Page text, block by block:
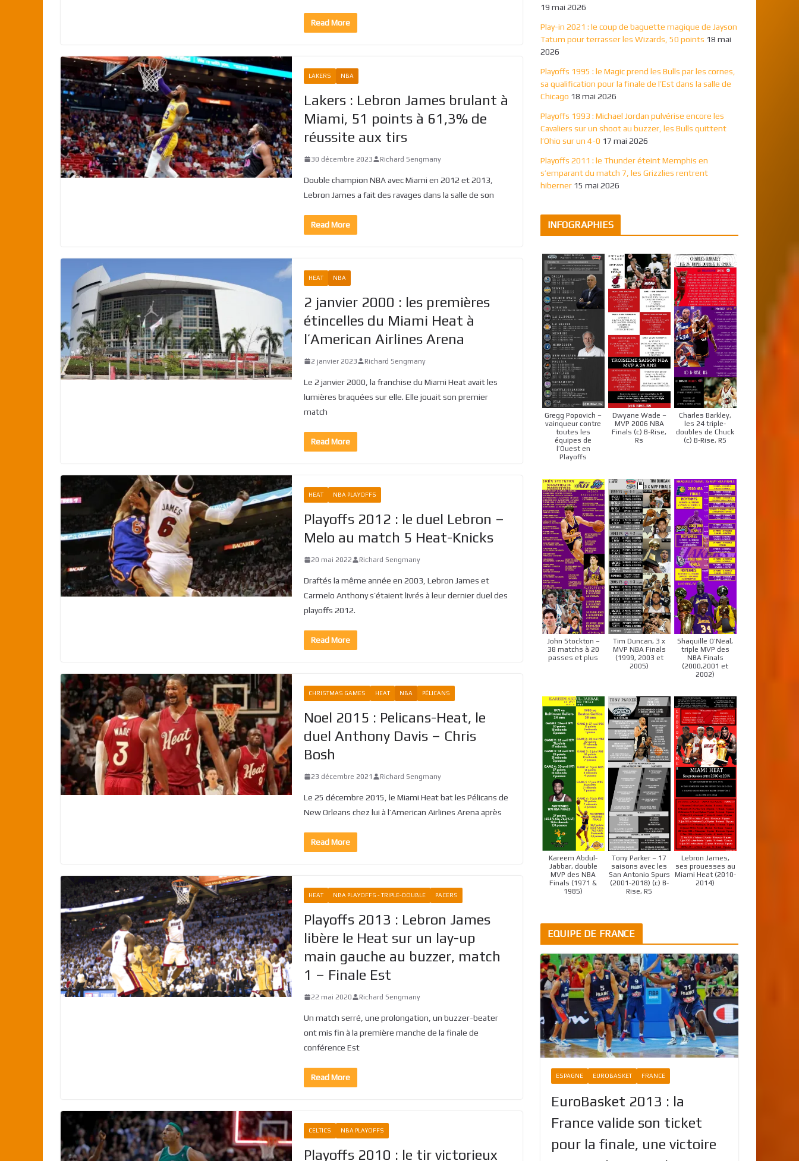
Read More
LAKERS NBA
Lakers : Lebron James brulant à
Miami, 51 points à 61,3% de
réussite aux tirs
30 décembre 2023 Richard Sengmany
Double champion NBA avec Miami en 2012 et 2013,
Lebron James a fait des ravages dans la salle de son
Read More
HEAT NBA
2 janvier 2000 : les premières
étincelles du Miami Heat à
l’American Airlines Arena
2 janvier 2023 Richard Sengmany
Le 2 janvier 2000, la franchise du Miami Heat avait les
lumières braquées sur elle. Elle jouait son premier
match
Read More
HEAT NBA PLAYOFFS
Playoffs 2012 : le duel Lebron –
Melo au match 5 Heat-Knicks
20 mai 2022 Richard Sengmany
Draftés la même année en 2003, Lebron James et
Carmelo Anthony s’étaient livrés à leur dernier duel des
playoffs 2012.
Read More
CHRISTMAS GAMES HEAT NBA PÉLICANS
Noel 2015 : Pelicans-Heat, le
duel Anthony Davis – Chris
Bosh
23 décembre 2021 Richard Sengmany
Le 25 décembre 2015, le Miami Heat bat les Pélicans de
New Orleans chez lui à l’American Airlines Arena après
Read More
HEAT NBA PLAYOFFS - TRIPLE-DOUBLE PACERS
Playoffs 2013 : Lebron James
libère le Heat sur un lay-up
main gauche au buzzer, match
1 – Finale Est
22 mai 2020 Richard Sengmany
Un match serré, une prolongation, un buzzer-beater
ont mis fin à la première manche de la finale de
conférence Est
Read More
CELTICS NBA PLAYOFFS
Playoffs 2010 : le tir victorieux
19 mai 2026
Play-in 2021 : le coup de baguette magique de Jayson
Tatum pour terrasser les Wizards, 50 points 18 mai
2026
Playoffs 1995 : le Magic prend les Bulls par les cornes,
sa qualification pour la finale de l’Est dans la salle de
Chicago 18 mai 2026
Playoffs 1993 : Michael Jordan pulvérise encore les
Cavaliers sur un shoot au buzzer, les Bulls quittent
l’Ohio sur un 4-0 17 mai 2026
Playoffs 2011 : le Thunder éteint Memphis en
s’emparant du match 7, les Grizzlies rentrent
hiberner 15 mai 2026
INFOGRAPHIES
Gregg Popovich –
vainqueur contre
toutes les
équipes de
l’Ouest en
Playoffs
Dwyane Wade –
MVP 2006 NBA
Finals (c) B-Rise,
Rs
Charles Barkley,
les 24 triple-
doubles de Chuck
(c) B-Rise, RS
John Stockton –
38 matchs à 20
passes et plus
Tim Duncan, 3 x
MVP NBA Finals
(1999, 2003 et
2005)
Shaquille O’Neal,
triple MVP des
NBA Finals
(2000,2001 et
2002)
Kareem Abdul-
Jabbar, double
MVP des NBA
Finals (1971 &
1985)
Tony Parker – 17
saisons avec les
San Antonio Spurs
(2001-2018) (c) B-
Rise, RS
Lebron James,
ses prouesses au
Miami Heat (2010-
2014)
EQUIPE DE FRANCE
ESPAGNE EUROBASKET FRANCE
EuroBasket 2013 : la
France valide son ticket
pour la finale, une victoire